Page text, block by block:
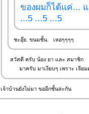
ของผมก็ได้แค่...
...5 ...5 ...5
ชะอุ๊ย. ขนมชั้น. เหอๆๆๆๆ
สวัสดี ครับ น้อง ยา และ สมาชิก
มาครับ มาเงียบๆ เพราะ เจียม
เจ้าบ้านยังไม่มา ขออีกชั้นล่ะกัน